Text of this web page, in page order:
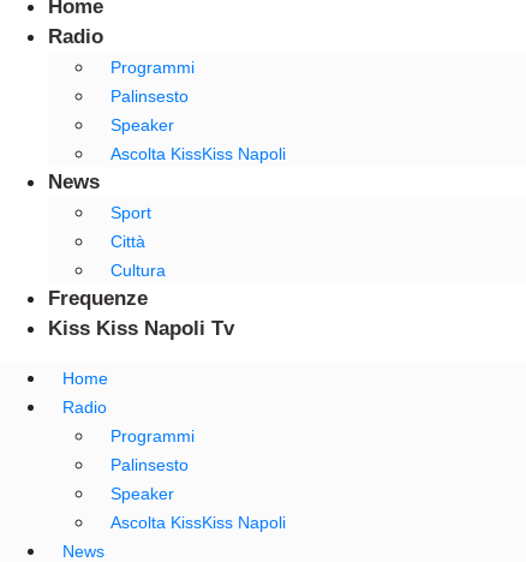
Home
Radio
Programmi
Palinsesto
Speaker
Ascolta KissKiss Napoli
News
Sport
Città
Cultura
Frequenze
Kiss Kiss Napoli Tv
Home
Radio
Programmi
Palinsesto
Speaker
Ascolta KissKiss Napoli
News